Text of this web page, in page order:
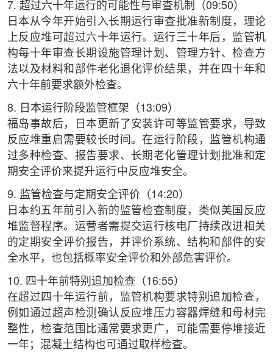
7. 超过六十年运行的可能性与审查机制（09:50）
日本从今年开始引入长期运行审查批准新制度，理论
上反应堆可超过六十年运行。运行三十年后，监管机
构每十年审查长期设施管理计划、管理方针、检查方
法以及材料和部件老化退化评价结果，并在四十年和
六十年前要求额外检查。
8. 日本运行阶段监管框架（13:09）
福岛事故后，日本更新了安装许可等监管要求，导致
反应堆重启需要较长时间。在运行阶段，监管机构通
过多种检查、报告要求、长期老化管理计划批准和定
期安全评价来提升运行中反应堆安全。
9. 监管检查与定期安全评价（14:20）
日本约五年前引入新的监管检查制度，类似美国反应
堆监督程序。运营者需提交运行核电厂持续改进相关
的定期安全评价报告，并评价系统、结构和部件的安
全水平，也包括概率安全评价和外部危害评价。
10. 四十年前特别追加检查（16:55）
在超过四十年运行前，监管机构要求特别追加检查，
例如通过超声检测确认反应堆压力容器焊缝和母材完
整性，检查范围比通常要求更广，可能需要停堆接近
一年；混凝土结构也可通过取样检查。